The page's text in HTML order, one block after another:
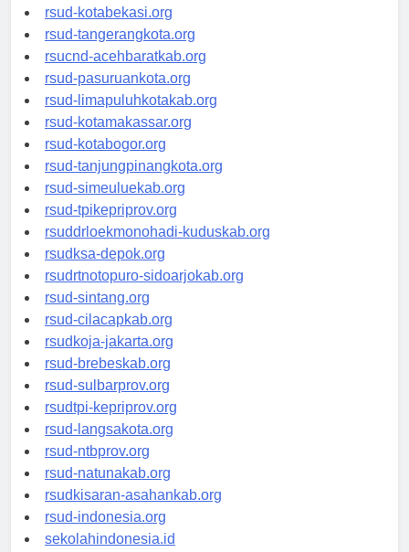
rsud-kotabekasi.org
rsud-tangerangkota.org
rsucnd-acehbaratkab.org
rsud-pasuruankota.org
rsud-limapuluhkotakab.org
rsud-kotamakassar.org
rsud-kotabogor.org
rsud-tanjungpinangkota.org
rsud-simeuluekab.org
rsud-tpikepriprov.org
rsuddrloekmonohadi-kuduskab.org
rsudksa-depok.org
rsudrtnotopuro-sidoarjokab.org
rsud-sintang.org
rsud-cilacapkab.org
rsudkoja-jakarta.org
rsud-brebeskab.org
rsud-sulbarprov.org
rsudtpi-kepriprov.org
rsud-langsakota.org
rsud-ntbprov.org
rsud-natunakab.org
rsudkisaran-asahankab.org
rsud-indonesia.org
sekolahindonesia.id